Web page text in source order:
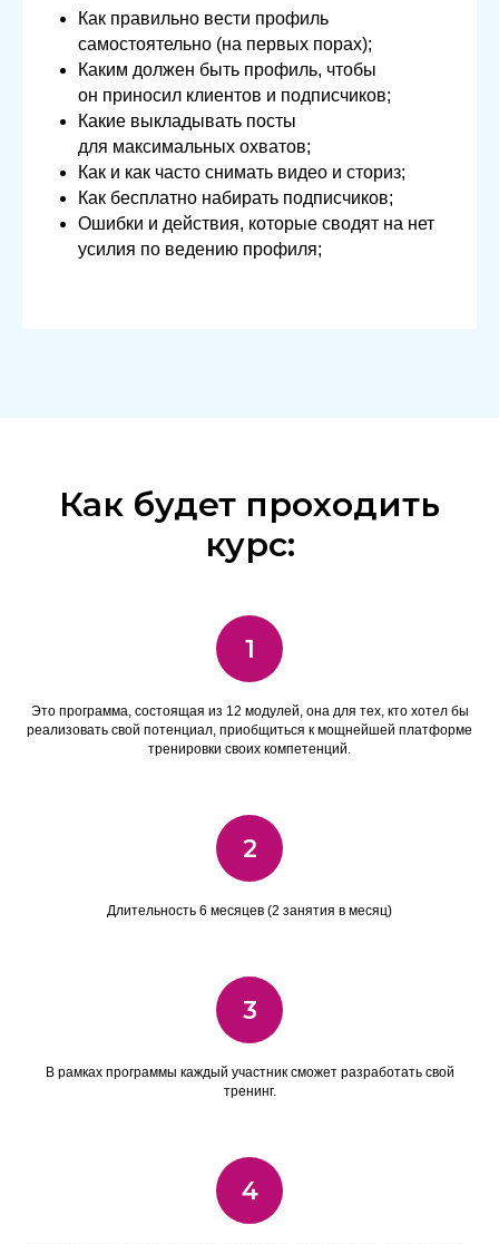
Как правильно вести профиль
самостоятельно (на первых порах);
Каким должен быть профиль, чтобы
он приносил клиентов и подписчиков;
Какие выкладывать посты
для максимальных охватов;
Как и как часто снимать видео и сториз;
Как бесплатно набирать подписчиков;
Ошибки и действия, которые сводят на нет
усилия по ведению профиля;
Как будет проходить
курс:
1
Это программа, состоящая из 12 модулей, она для тех, кто хотел бы
реализовать свой потенциал, приобщиться к мощнейшей платформе
тренировки своих компетенций.
2
Длительность 6 месяцев (2 занятия в месяц)
3
В рамках программы каждый участник сможет разработать свой
тренинг.
4